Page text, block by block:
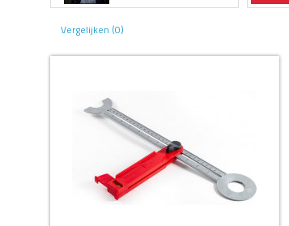
Vergelijken (0)